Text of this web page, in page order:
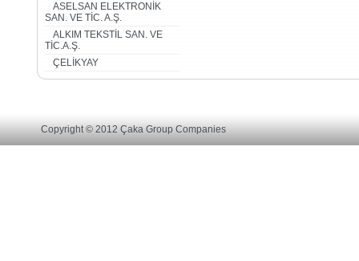
ASELSAN ELEKTRONİK
SAN. VE TİC. A.Ş.
ALKIM TEKSTİL SAN. VE
TİC.A.Ş.
ÇELİKYAY
Copyright © 2012 Çaka Group Companies